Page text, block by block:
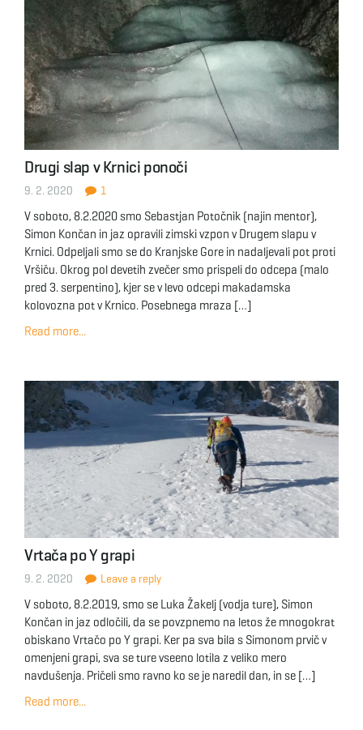
Drugi slap v Krnici ponoči
9. 2. 2020 1
V soboto, 8.2.2020 smo Sebastjan Potočnik (najin mentor),
Simon Končan in jaz opravili zimski vzpon v Drugem slapu v
Krnici. Odpeljali smo se do Kranjske Gore in nadaljevali pot proti
Vršiču. Okrog pol devetih zvečer smo prispeli do odcepa (malo
pred 3. serpentino), kjer se v levo odcepi makadamska
kolovozna pot v Krnico. Posebnega mraza […]
Read more...
Vrtača po Y grapi
9. 2. 2020 Leave a reply
V soboto, 8.2.2019, smo se Luka Žakelj (vodja ture), Simon
Končan in jaz odločili, da se povzpnemo na letos že mnogokrat
obiskano Vrtačo po Y grapi. Ker pa sva bila s Simonom prvič v
omenjeni grapi, sva se ture vseeno lotila z veliko mero
navdušenja. Pričeli smo ravno ko se je naredil dan, in se […]
Read more...